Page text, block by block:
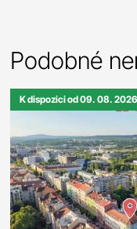
Podobné
K dispozici od 09. 08. 2026